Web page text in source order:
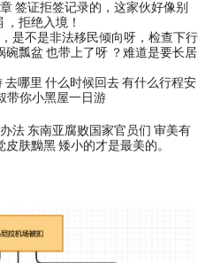
签证拒签记录的，这家伙好像别
拒绝入境！
是不是非法移民倾向呀，检查下行
瓢盆 也带上了呀 ？难道是要长居
哪里 什么时候回去 有什么行程安
带你小黑屋一日游
法 东南亚腐败国家官员们 审美有
肤黝黑 矮小的才是最美的。